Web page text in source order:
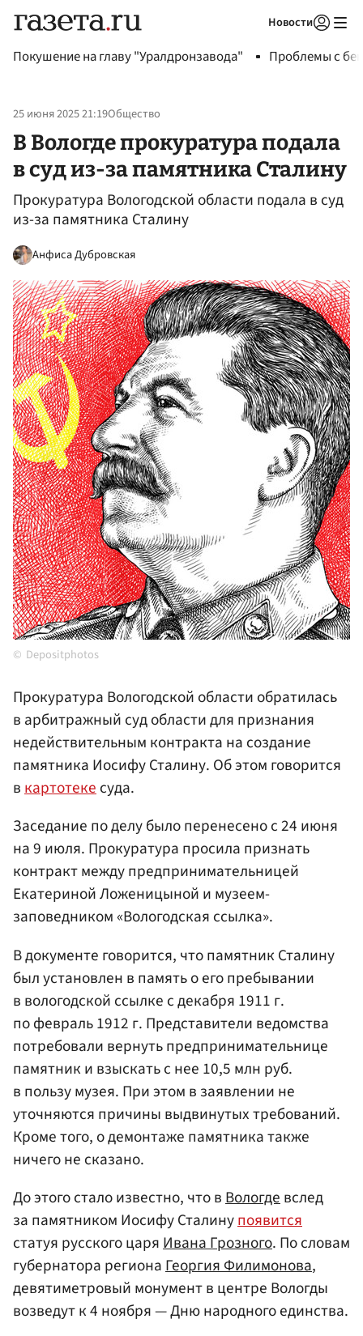
Новости
Покушение на главу "Уралдронзавода" Проблемы с
25 июня 2025 21:19Общество
В Вологде прокуратура подала
в суд из-за памятника Сталину
Прокуратура Вологодской области подала в суд
из-за памятника Сталину
Анфиса Дубровская
Depositphotos
Прокуратура Вологодской области обратилась
в арбитражный суд области для признания
недействительным контракта на создание
памятника Иосифу Сталину. Об этом говорится
вкартотекесуда.
Заседание по делу было перенесено с 24 июня
на 9 июля. Прокуратура просила признать
контракт между предпринимательницей
Екатериной Ложеницыной и музеем-
заповедником «Вологодская ссылка».
В документе говорится, что памятник Сталину
был установлен в память о его пребывании
в вологодской ссылке с декабря 1911 г.
по февраль 1912 г. Представители ведомства
потребовали вернуть предпринимательнице
памятник и взыскать с нее 10,5 млн руб.
в пользу музея. При этом в заявлении не
уточняются причины выдвинутых требований.
Кроме того, о демонтаже памятника также
ничего не сказано.
До этого стало известно, что вВологдевслед
за памятником Иосифу Сталинупоявится
статуя русского царяИвана Грозного. По словам
губернатора регионаГеоргия Филимонова,
девятиметровый монумент в центре Вологды
возведут к 4 ноября — Дню народного единства.